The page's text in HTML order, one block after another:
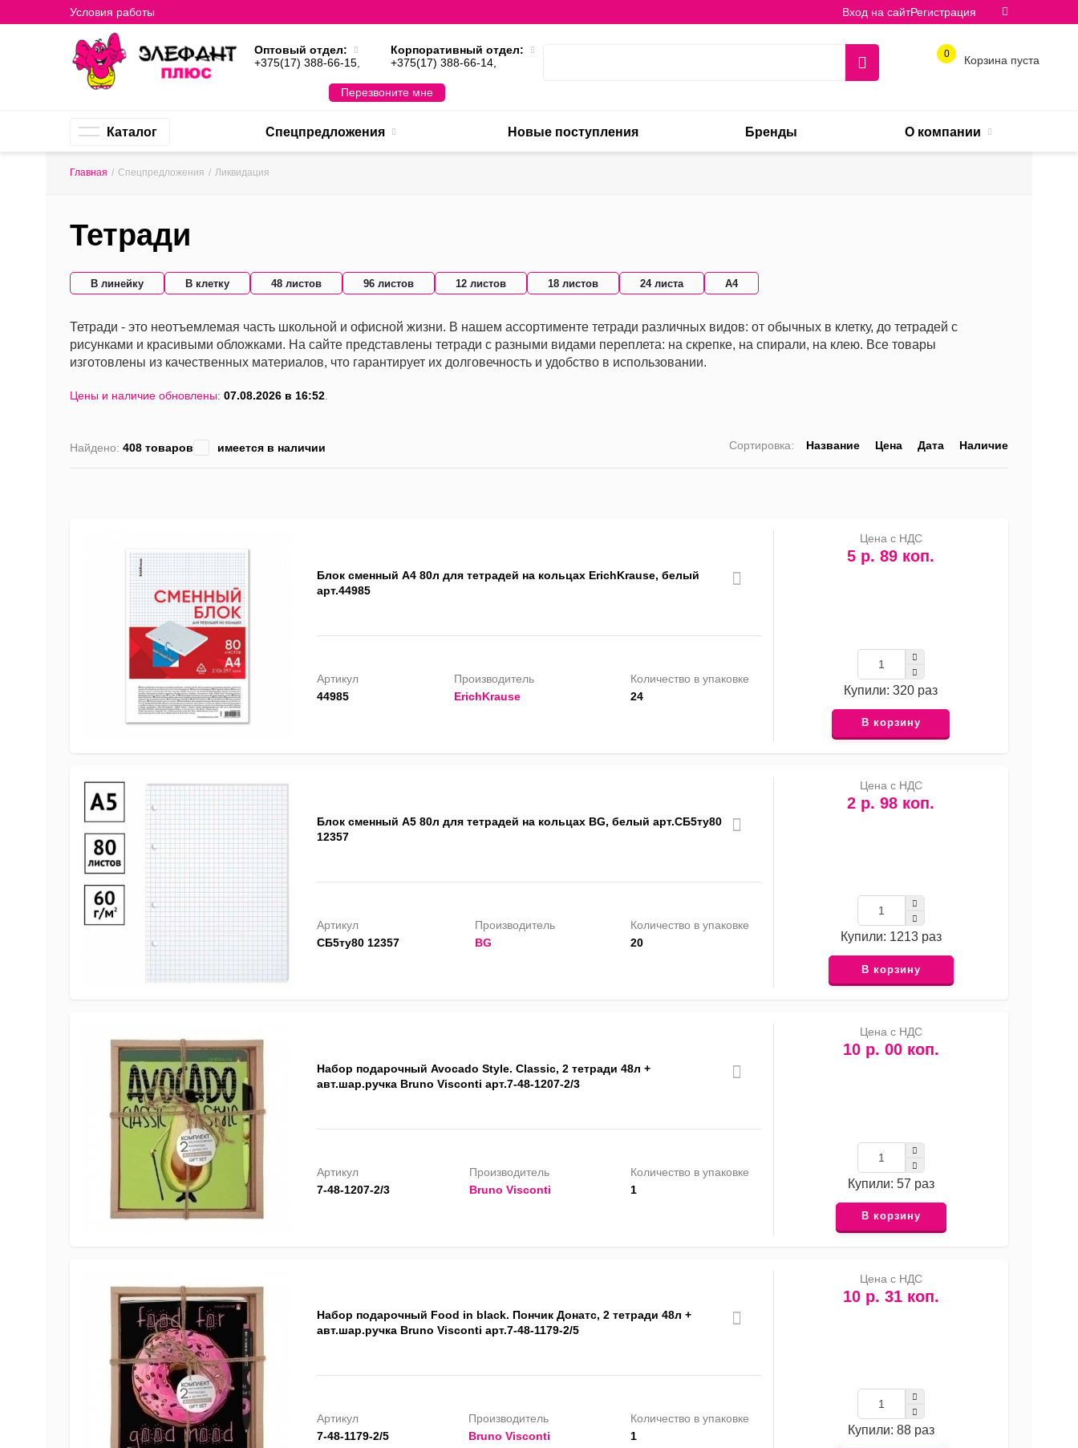
Условия работы Вход на сайтРегистрация
0 Корзина пуста
Оптовый отдел:
+375(17) 388-66-15,
Корпоративный отдел:
+375(17) 388-66-14,
Перезвоните мне
Каталог Спецпредложения Новые поступления Бренды О компании
Главная / Спецпредложения / Ликвидация
Тетради
В линейку В клетку 48 листов 96 листов 12 листов 18 листов 24 листа А4
Тетради - это неотъемлемая часть школьной и офисной жизни. В нашем ассортименте тетради различных видов: от обычных в клетку, до тетрадей с
рисунками и красивыми обложками. На сайте представлены тетради с разными видами переплета: на скрепке, на спирали, на клею. Все товары
изготовлены из качественных материалов, что гарантирует их долговечность и удобство в использовании.
Цены и наличие обновлены: 07.08.2026 в 16:52.
Найдено: 408 товаров имеется в наличии Сортировка: Название Цена Дата Наличие
Блок сменный А4 80л для тетрадей на кольцах ErichKrause, белый
арт.44985
Артикул
44985
Производитель
ErichKrause
Количество в упаковке
24
Цена с НДС
5 р. 89 коп.
Купили: 320 раз
В корзину
Блок сменный А5 80л для тетрадей на кольцах BG, белый арт.СБ5ту80
12357
Артикул
СБ5ту80 12357
Производитель
BG
Количество в упаковке
20
Цена с НДС
2 р. 98 коп.
Купили: 1213 раз
В корзину
Набор подарочный Avocado Style. Classic, 2 тетради 48л +
авт.шар.ручка Bruno Visconti арт.7-48-1207-2/3
Артикул
7-48-1207-2/3
Производитель
Bruno Visconti
Количество в упаковке
1
Цена с НДС
10 р. 00 коп.
Купили: 57 раз
В корзину
Набор подарочный Food in black. Пончик Донатс, 2 тетради 48л +
авт.шар.ручка Bruno Visconti арт.7-48-1179-2/5
Артикул
7-48-1179-2/5
Производитель
Bruno Visconti
Количество в упаковке
1
Цена с НДС
10 р. 31 коп.
Купили: 88 раз